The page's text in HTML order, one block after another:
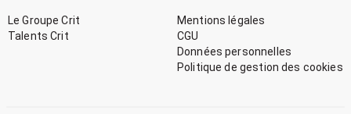
Le Groupe Crit
Talents Crit
Mentions légales
CGU
Données personnelles
Politique de gestion des cookies